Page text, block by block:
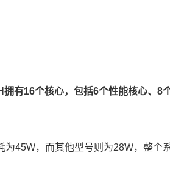
有16个核心，包括6个性能核心、8
为45W，而其他型号则为28W，整个